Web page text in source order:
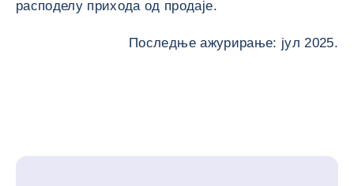
расподелу прихода од продаје.
Последње ажурирање: јул 2025.